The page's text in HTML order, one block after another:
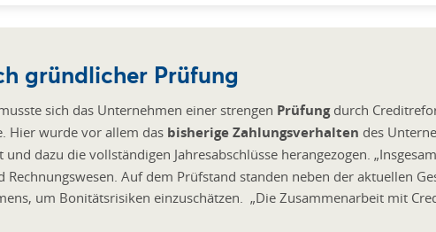
gründlicher Prüfung
sich das Unternehmen einer strengen Prüfungdurch
Hier wurde vor allem das bisherige Zahlungsverhalten des
dazu die vollständigen Jahresabschlüsse herangezogen.
Rechnungswesen. Auf dem Prüfstand standen neben der aktuellen
um Bonitätsrisiken einzuschätzen. „Die Zusammenarbeit mit